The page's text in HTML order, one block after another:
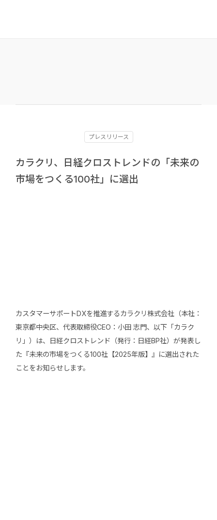
プレスリリース
カラクリ、日経クロストレンドの「未来の
市場をつくる100社」に選出
カスタマーサポートDXを推進するカラクリ株式会社（本社：
東京都中央区、代表取締役CEO：小田 志門、以下「カラク
リ」）は、日経クロストレンド（発行：日経BP社）が発表し
た『未来の市場をつくる100社【2025年版】』に選出された
ことをお知らせします。